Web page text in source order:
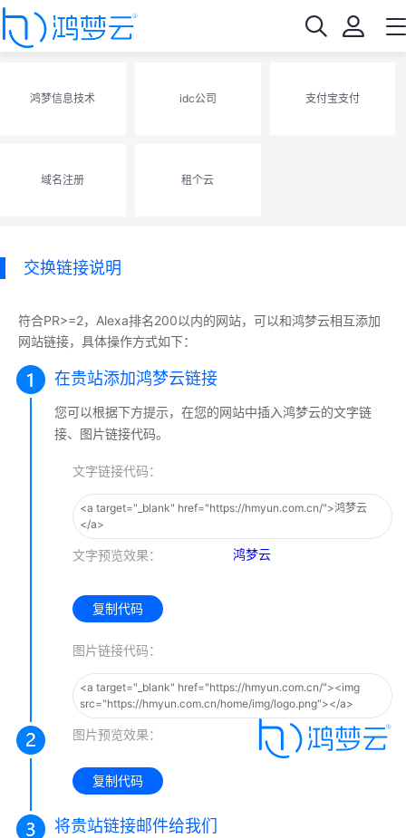
鸿梦信息技术 idc公司 支付宝支付
域名注册 租个云
交换链接说明
符合PR>=2，Alexa排名200以内的网站，可以和鸿梦云相互添加
网站链接，具体操作方式如下：
在贵站添加鸿梦云链接
您可以根据下方提示，在您的网站中插入鸿梦云的文字链
接、图片链接代码。
文字链接代码：
<a target="_blank" href="https://hmyun.com.cn/">鸿梦云
</a>
文字预览效果： 鸿梦云
复制代码
图片链接代码：
<a target="_blank" href="https://hmyun.com.cn/"><img
src="https://hmyun.com.cn/home/img/logo.png"></a>
图片预览效果：
复制代码
将贵站链接邮件给我们